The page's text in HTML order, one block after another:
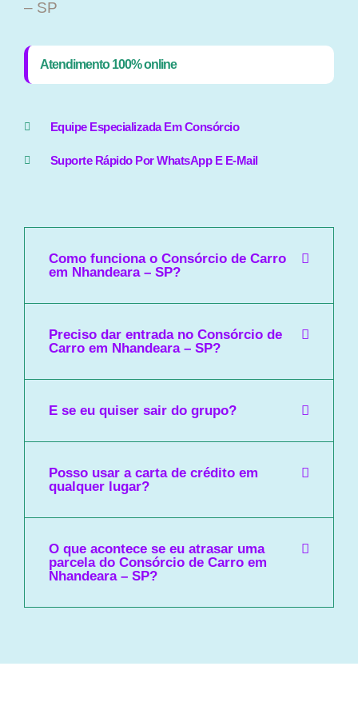
– SP
Atendimento 100% online
Equipe Especializada Em Consórcio
Suporte Rápido Por WhatsApp E E-Mail
Como funciona o Consórcio de Carro
em Nhandeara – SP?
Preciso dar entrada no Consórcio de
Carro em Nhandeara – SP?
E se eu quiser sair do grupo?
Posso usar a carta de crédito em
qualquer lugar?
O que acontece se eu atrasar uma
parcela do Consórcio de Carro em
Nhandeara – SP?